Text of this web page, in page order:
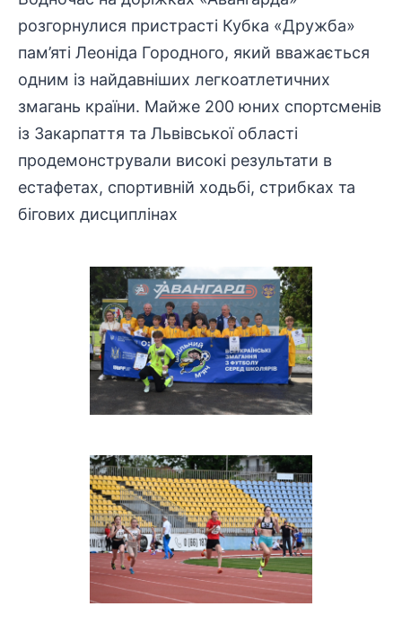
розгорнулися пристрасті Кубка «Дружба»
пам’яті Леоніда Городного, який вважається
одним із найдавніших легкоатлетичних
змагань країни. Майже 200 юних спортсменів
із Закарпаття та Львівської області
продемонстрували високі результати в
естафетах, спортивній ходьбі, стрибках та
бігових дисциплінах